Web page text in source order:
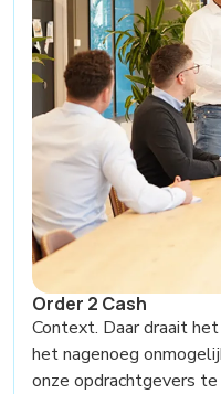
Order 2 Cash
Context. Daar draait
het nagenoeg
onze opdrachtgevers te